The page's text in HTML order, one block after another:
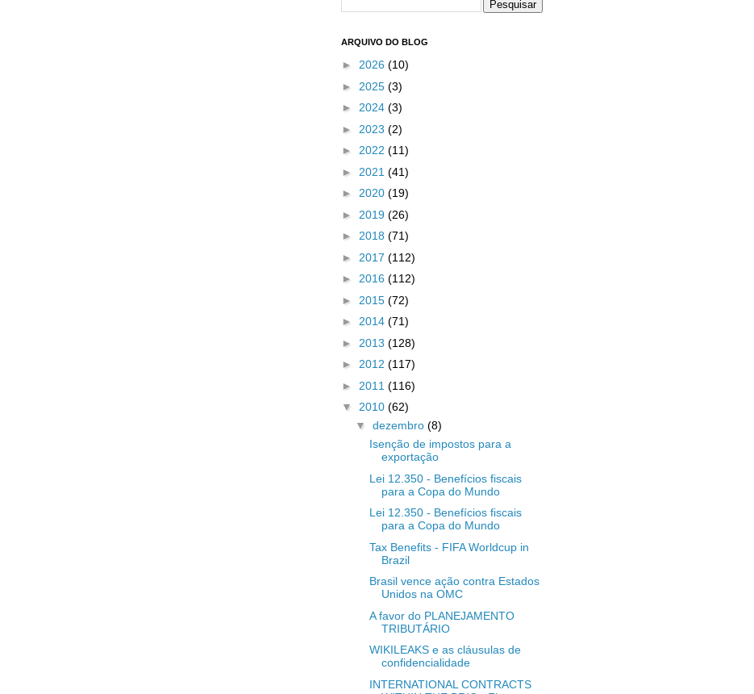
ARQUIVO DO BLOG
► 2026 (10)
► 2025 (3)
► 2024 (3)
► 2023 (2)
► 2022 (11)
► 2021 (41)
► 2020 (19)
► 2019 (26)
► 2018 (71)
► 2017 (112)
► 2016 (112)
► 2015 (72)
► 2014 (71)
► 2013 (128)
► 2012 (117)
► 2011 (116)
▼ 2010 (62)
▼ dezembro (8)
Isenção de impostos para a
exportação
Lei 12.350 - Benefícios fiscais
para a Copa do Mundo
Lei 12.350 - Benefícios fiscais
para a Copa do Mundo
Tax Benefits - FIFA Worldcup in
Brazil
Brasil vence ação contra Estados
Unidos na OMC
A favor do PLANEJAMENTO
TRIBUTÁRIO
WIKILEAKS e as cláusulas de
confidencialidade
INTERNATIONAL CONTRACTS